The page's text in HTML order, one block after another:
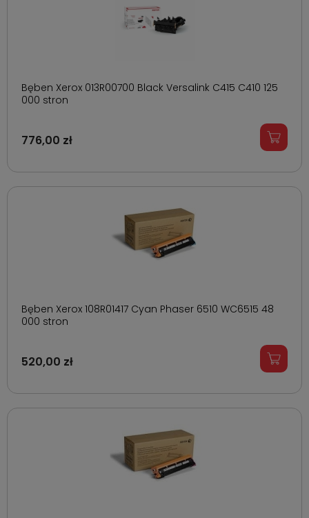
Bęben Xerox 013R00700 Black Versalink C415 C410 125
000 stron
776,00 zł
Bęben Xerox 108R01417 Cyan Phaser 6510 WC6515 48
000 stron
520,00 zł